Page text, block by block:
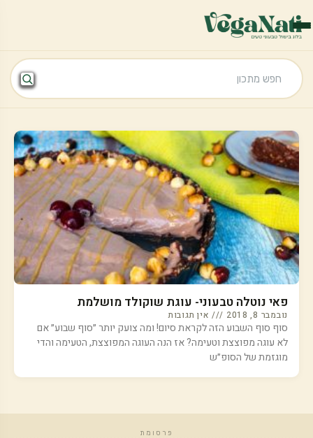
פאי נוטלה טבעוני- עוגת שוקולד מושלמת
נובמבר 8, 2018 אין תגובות
סוף סוף השבוע הזה לקראת סיום! ומה צועק יותר ״סוף שבוע״ אם
לא עוגה מפוצצת וטעימה? אז הנה העוגה המפוצצת, הטעימה והדי
מוגזמת של הסופ״ש
פרסומת